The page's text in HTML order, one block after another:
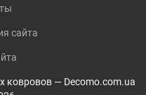
сайта
ковровов — Decomo.com.ua